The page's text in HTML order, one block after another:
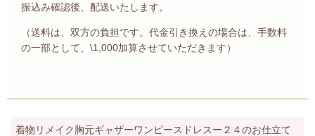
振込み確認後、配送いたします。
（送料は、双方の負担です。代金引き換えの場合は、手数料
の一部として、\1,000加算させていただきます）
着物リメイク胸元ギャザーワンピースドレスー２４のお仕立て